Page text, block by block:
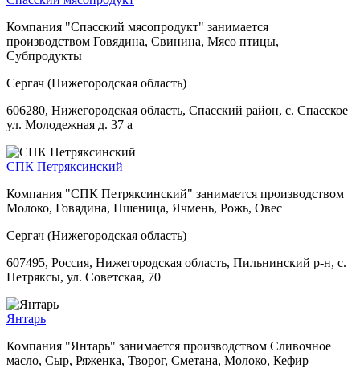
Компания "Спасский мясопродукт" занимается
производством Говядина, Свинина, Мясо птицы,
Субпродукты
Сергач (Нижегородская область)
606280, Нижегородская область, Спасский район, с. Спасское
ул. Молодежная д. 37 а
СПК Петряксинский
Компания "СПК Петряксинский" занимается производством
Молоко, Говядина, Пшеница, Ячмень, Рожь, Овес
Сергач (Нижегородская область)
607495, Россия, Нижегородская область, Пильнинский р-н, с.
Петряксы, ул. Советская, 70
Янтарь
Компания "Янтарь" занимается производством Сливочное
масло, Сыр, Ряженка, Творог, Сметана, Молоко, Кефир